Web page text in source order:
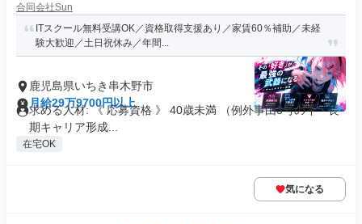
合同会社Sun
ITスクール無料受講OK／資格取得支援あり／家賃60％補助／未経
験大歓迎／土日祝休み／年間...
鹿児島県いちき串木野市
月給29万9700円以上
求める人材: 《 応募資格 》 40歳未満 （例外事由3号のイ・長
期キャリア形成...
在宅OK
気になる